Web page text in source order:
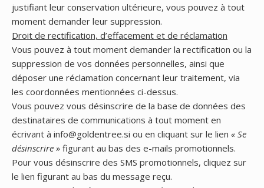
justifiant leur conservation ultérieure, vous pouvez à tout
moment demander leur suppression.
Droit de rectification, d’effacement et de réclamation
Vous pouvez à tout moment demander la rectification ou la
suppression de vos données personnelles, ainsi que
déposer une réclamation concernant leur traitement, via
les coordonnées mentionnées ci-dessus.
Vous pouvez vous désinscrire de la base de données des
destinataires de communications à tout moment en
écrivant à info@goldentree.si ou en cliquant sur le lien « Se
désinscrire » figurant au bas des e-mails promotionnels.
Pour vous désinscrire des SMS promotionnels, cliquez sur
le lien figurant au bas du message reçu.